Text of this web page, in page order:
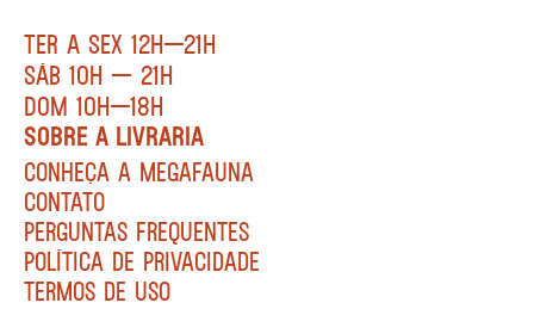
TER A SEX 12H—21H
SÁB 10H — 21H
DOM 10H—18H
SOBRE A LIVRARIA
CONHEÇA A MEGAFAUNA
CONTATO
PERGUNTAS FREQUENTES
POLÍTICA DE PRIVACIDADE
TERMOS DE USO